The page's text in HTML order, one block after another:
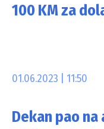
100 KM za
01.06.2023 | 11:50
Dekan pao